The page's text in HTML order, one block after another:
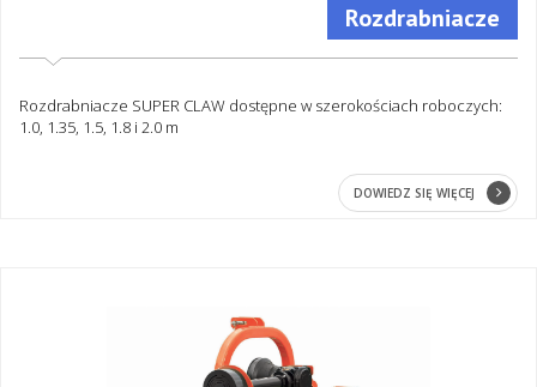
Rozdrabniacze
Rozdrabniacze SUPER CLAW dostępne w szerokościach roboczych:
1.0, 1.35, 1.5, 1.8 i 2.0 m
DOWIEDZ SIĘ WIĘCEJ